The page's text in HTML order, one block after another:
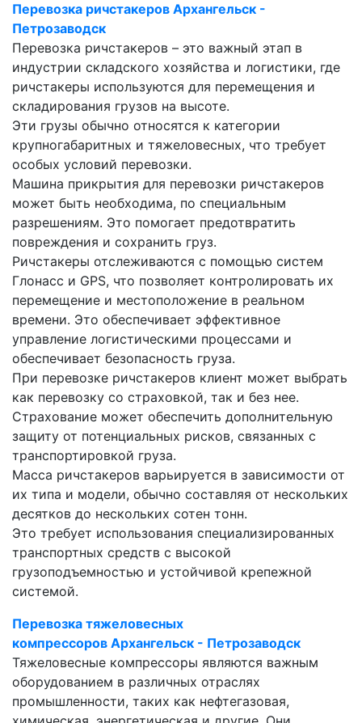
Перевозка ричстакеров Архангельск -
Петрозаводск
Перевозка ричстакеров – это важный этап в
индустрии складского хозяйства и логистики, где
ричстакеры используются для перемещения и
складирования грузов на высоте.
Эти грузы обычно относятся к категории
крупногабаритных и тяжеловесных, что требует
особых условий перевозки.
Машина прикрытия для перевозки ричстакеров
может быть необходима, по специальным
разрешениям. Это помогает предотвратить
повреждения и сохранить груз.
Ричстакеры отслеживаются с помощью систем
Глонасс и GPS, что позволяет контролировать их
перемещение и местоположение в реальном
времени. Это обеспечивает эффективное
управление логистическими процессами и
обеспечивает безопасность груза.
При перевозке ричстакеров клиент может выбрать
как перевозку со страховкой, так и без нее.
Страхование может обеспечить дополнительную
защиту от потенциальных рисков, связанных с
транспортировкой груза.
Масса ричстакеров варьируется в зависимости от
их типа и модели, обычно составляя от нескольких
десятков до нескольких сотен тонн.
Это требует использования специализированных
транспортных средств с высокой
грузоподъемностью и устойчивой крепежной
системой.
Перевозка тяжеловесных
компрессоров Архангельск - Петрозаводск
Тяжеловесные компрессоры являются важным
оборудованием в различных отраслях
промышленности, таких как нефтегазовая,